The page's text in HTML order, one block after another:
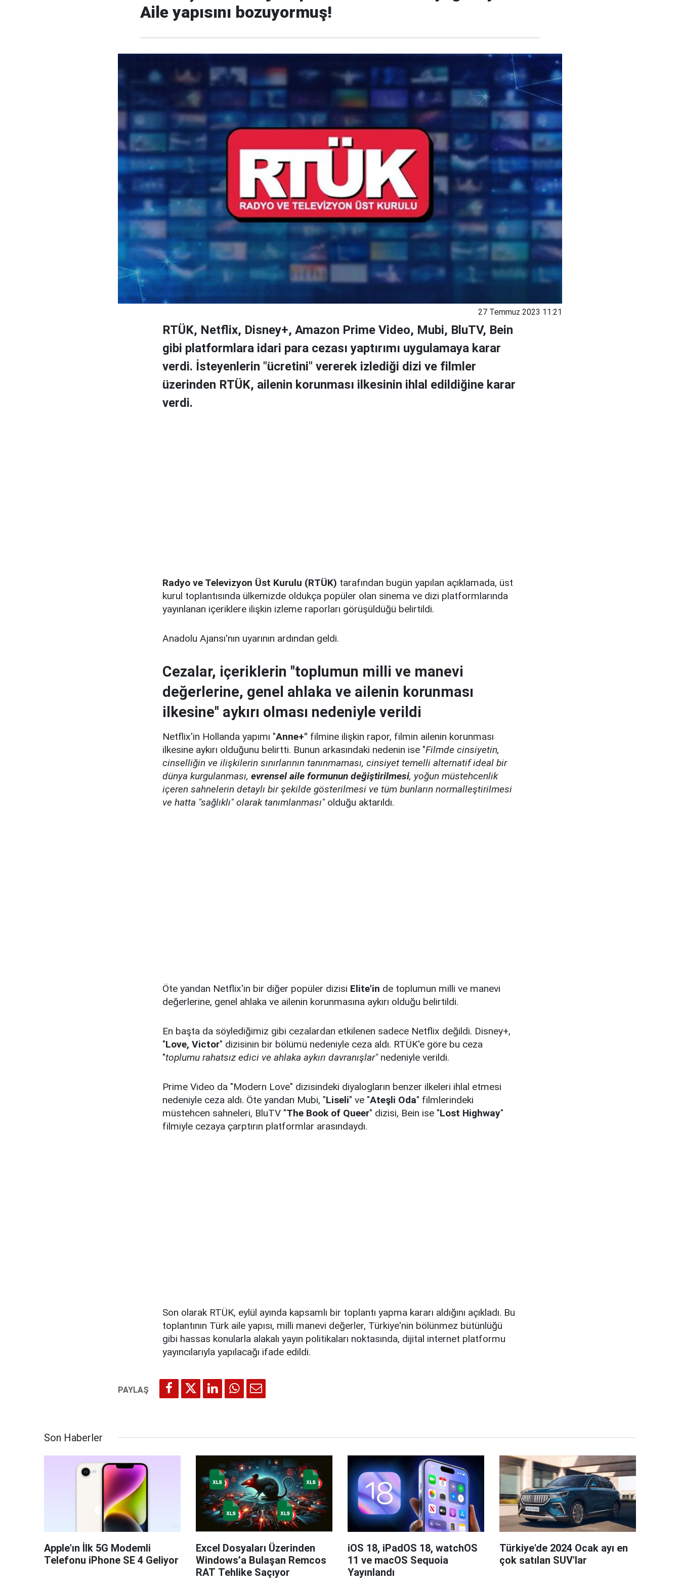
Aile yapısını bozuyormuş!
27 Temmuz 2023 11:21
RTÜK, Netflix, Disney+, Amazon Prime Video, Mubi, BluTV, Bein
gibi platformlara idari para cezası yaptırımı uygulamaya karar
verdi. İsteyenlerin "ücretini" vererek izlediği dizi ve filmler
üzerinden RTÜK, ailenin korunması ilkesinin ihlal edildiğine karar
verdi.
Radyo ve Televizyon Üst Kurulu (RTÜK) tarafından bugün yapılan açıklamada, üst
kurul toplantısında ülkemizde oldukça popüler olan sinema ve dizi platformlarında
yayınlanan içeriklere ilişkin izleme raporları görüşüldüğü belirtildi.
Anadolu Ajansı'nın uyarının ardından geldi.
Cezalar, içeriklerin "toplumun milli ve manevi
değerlerine, genel ahlaka ve ailenin korunması
ilkesine" aykırı olması nedeniyle verildi
Netflix'in Hollanda yapımı "Anne+" filmine ilişkin rapor, filmin ailenin korunması
ilkesine aykırı olduğunu belirtti. Bunun arkasındaki nedenin ise "Filmde cinsiyetin,
cinselliğin ve ilişkilerin sınırlarının tanınmaması, cinsiyet temelli alternatif ideal bir
dünya kurgulanması, evrensel aile formunun değiştirilmesi, yoğun müstehcenlik
içeren sahnelerin detaylı bir şekilde gösterilmesi ve tüm bunların normalleştirilmesi
ve hatta "sağlıklı" olarak tanımlanması"olduğu aktarıldı.
Öte yandan Netflix'in bir diğer popüler dizisi Elite'in de toplumun milli ve manevi
değerlerine, genel ahlaka ve ailenin korunmasına aykırı olduğu belirtildi.
En başta da söylediğimiz gibi cezalardan etkilenen sadece Netflix değildi. Disney+,
"Love, Victor" dizisinin bir bölümü nedeniyle ceza aldı. RTÜK'e göre bu ceza
"toplumu rahatsız edici ve ahlaka aykırı davranışlar"nedeniyle verildi.
Prime Video da "Modern Love" dizisindeki diyalogların benzer ilkeleri ihlal etmesi
nedeniyle ceza aldı. Öte yandan Mubi, "Liseli" ve "Ateşli Oda" filmlerindeki
müstehcen sahneleri, BluTV "The Book of Queer" dizisi, Bein ise "Lost Highway"
filmiyle cezaya çarptırın platformlar arasındaydı.
Son olarak RTÜK, eylül ayında kapsamlı bir toplantı yapma kararı aldığını açıkladı. Bu
toplantının Türk aile yapısı, milli manevi değerler, Türkiye'nin bölünmez bütünlüğü
gibi hassas konularla alakalı yayın politikaları noktasında, dijital internet platformu
yayıncılarıyla yapılacağı ifade edildi.
Son Haberler
Apple'ın İlk 5G Modemli
Telefonu iPhone SE 4 Geliyor
Excel Dosyaları Üzerinden
Windows’a Bulaşan Remcos
RAT Tehlike Saçıyor
iOS 18, iPadOS 18, watchOS
11 ve macOS Sequoia
Yayınlandı
Türkiye'de 2024 Ocak ayı en
çok satılan SUV'lar